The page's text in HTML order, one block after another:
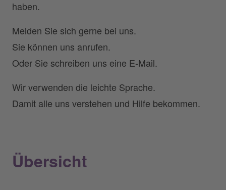
haben.
Melden Sie sich gerne bei uns.
Sie können uns anrufen.
Oder Sie schreiben uns eine E-Mail.
Wir verwenden die leichte Sprache.
Damit alle uns verstehen und Hilfe bekommen.
Übersicht